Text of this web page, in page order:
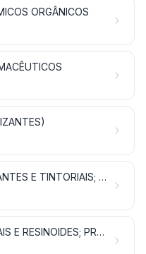
ORGÂNICOS
EXTRATOS TANANTES E TINTORIAIS; TANINOS E SEUS DERIVADOS; PIGMENTOS E OUTRAS MATÉRIAS CORANTES; TINTAS E VERNIZES; MÁSTIQUES; TINTAS DE ESCREVER
ÓLEOS ESSENCIAIS E RESINOIDES; PRODUTOS DE PERFUMARIA OU DE TOUCADOR PREPARADOS E PREPARAÇÕES COSMÉTICAS